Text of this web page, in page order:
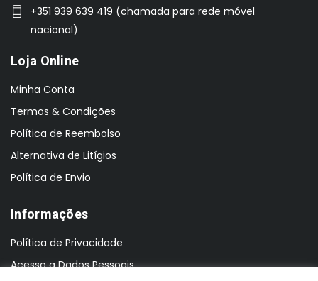
+351 939 639 419 (chamada para rede móvel
nacional)
Loja Online
Minha Conta
Termos & Condições
Política de Reembolso
Alternativa de Litígios
Política de Envio
Informações
Política de Privacidade
Acesso a Dados Pessoais